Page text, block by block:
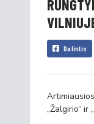
Dalintis
„Žalgirio“ ir